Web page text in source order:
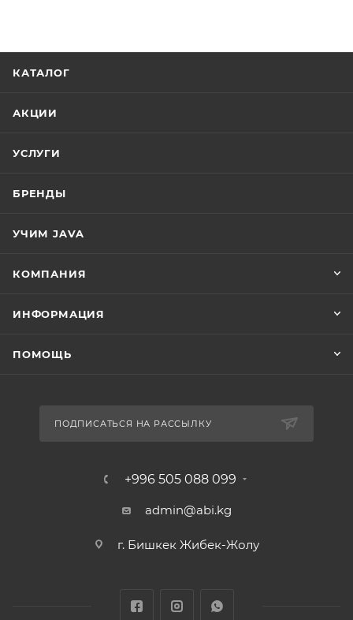
КАТАЛОГ
АКЦИИ
УСЛУГИ
БРЕНДЫ
УЧИМ JAVA
КОМПАНИЯ
ИНФОРМАЦИЯ
ПОМОЩЬ
ПОДПИСАТЬСЯ НА РАССЫЛКУ
+996 505 088 099
admin@abi.kg
г. Бишкек Жибек-Жолу